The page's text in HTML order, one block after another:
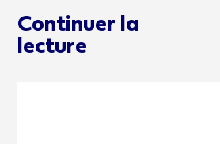
Continuer la
lecture